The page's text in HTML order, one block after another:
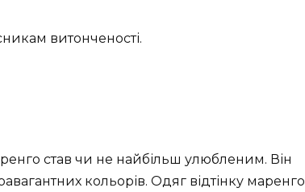
витонченості.
став чи не найбільш улюбленим. Він
кольорів. Одяг відтінку маренго